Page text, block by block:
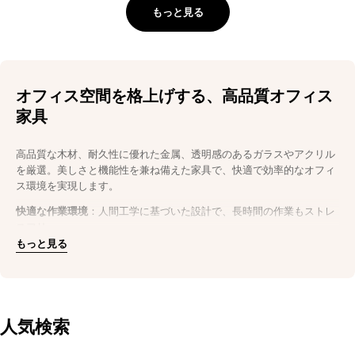
もっと見る
オフィス空間を格上げする、高品質オフィス
家具
高品質な木材、耐久性に優れた金属、透明感のあるガラスやアクリル
を厳選。美しさと機能性を兼ね備えた家具で、快適で効率的なオフィ
ス環境を実現します。
快適な作業環境 ：人間工学に基づいた設計で、長時間の作業もストレ
耐久性抜群
効率性と美観を両立させたオフィス家具で、社員の作業効率と快適性
を向上。
もっと見る
人気検索